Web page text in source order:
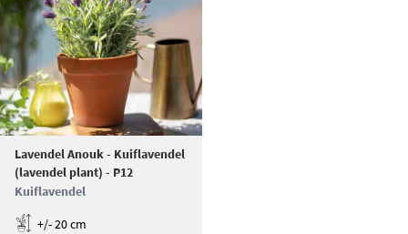
Lavendel Anouk - Kuiflavendel
(lavendel plant) - P12
Kuiflavendel
+/- 20 cm